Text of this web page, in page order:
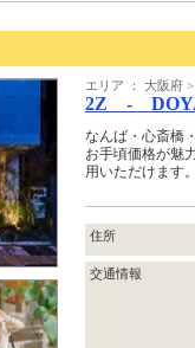
エリア ： 大阪府
2Z -
なんば・心斎橋
お手頃価格が魅
用いただけます
住所
交通情報